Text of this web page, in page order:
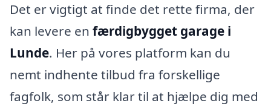
Det er vigtigt at finde det rette firma, der
kan levere en færdigbygget garage i
Lunde. Her på vores platform kan du
nemt indhente tilbud fra forskellige
fagfolk, som står klar til at hjælpe dig med